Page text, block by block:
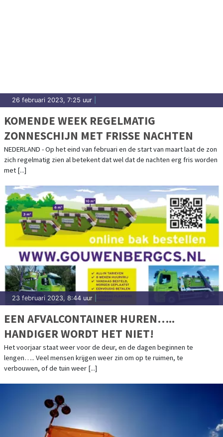
26 februari 2023, 7:25 uur
KOMENDE WEEK REGELMATIG
ZONNESCHIJN MET FRISSE NACHTEN
NEDERLAND - Op het eind van februari en de start van maart laat de zon
zich regelmatig zien al betekent dat wel dat de nachten erg fris worden
met [...]
23 februari 2023, 8:44 uur
EEN AFVALCONTAINER HUREN…..
HANDIGER WORDT HET NIET!
Het voorjaar staat weer voor de deur, en de dagen beginnen te
lengen….. Veel mensen krijgen weer zin om op te ruimen, te
verbouwen, of de tuin weer [...]